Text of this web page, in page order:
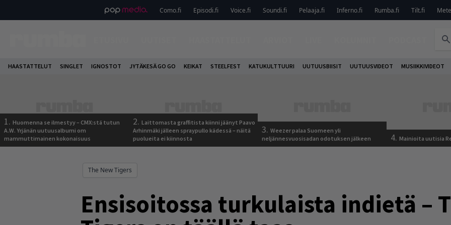
Como.fi Episodi.fi Voice.fi Soundi.fi Pelaaja.fi Inferno.fi Rumba.fi Tilt.fi
HAASTATTELUT SINGLET IGNOSTOT JYTÄKESÄ GO GO KEIKAT STEELFEST KATUKULTTUURI UUTUUSBIISIT UUTUUSVIDEOT MUSIIKKIVIDEOT
1. Huomenna se ilmestyy – CMX:stä tutun
A.W. Yrjänän uutuusalbumi om
mammuttimainen kokonaisuus
2. Laittomasta graffitista kiinni jäänyt Paavo
Arhinmäki jälleen spraypullo kädessä – näitä
puolueita ei kiinnosta
3. Weezer palaa Suomeen yli
neljännesvuosisadan odotuksen jälkeen
4. Mainioita uutisia
The New Tigers
Ensisoitossa turkulaista indietä –